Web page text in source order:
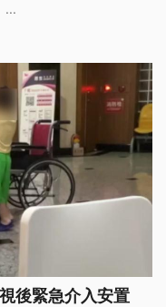
...
後緊急介入安置